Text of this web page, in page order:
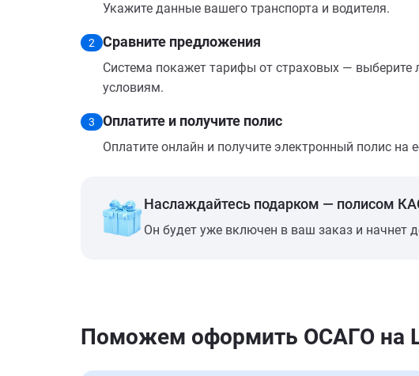
Укажите данные вашего транспорта и водителя.
2 Сравните предложения
Система покажет тарифы от страховых — выберите
условиям.
3 Оплатите и получите полис
Оплатите онлайн и получите электронный полис на
Наслаждайтесь подарком — полисом
Он будет уже включен в ваш заказ и начнет
Поможем оформить ОСАГО на